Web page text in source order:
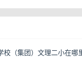
校（集团）文理二小在哪